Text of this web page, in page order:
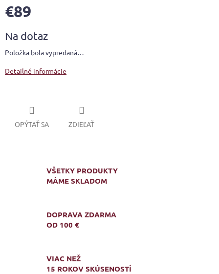
€89
cena:
Na dotaz
Položka bola vypredaná…
Detailné informácie
OPÝTAŤ SA ZDIEĽAŤ
VŠETKY PRODUKTY
MÁME SKLADOM
DOPRAVA ZDARMA
OD 100 €
VIAC NEŽ
15 ROKOV SKÚSENOSTÍ